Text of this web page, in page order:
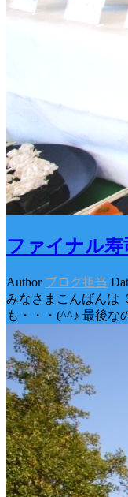
ファイナル寿
Author ブログ担当
みなさまこんばんは
も・・・(^^♪ 最後な